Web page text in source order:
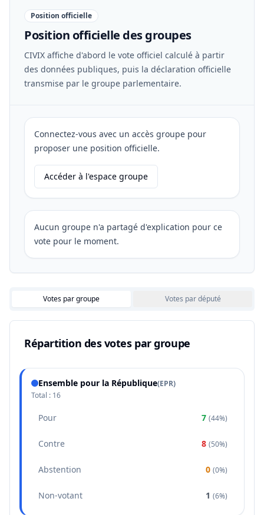
Position officielle
Position officielle des groupes
CIVIX affiche d'abord le vote officiel calculé à partir
des données publiques, puis la déclaration officielle
transmise par le groupe parlementaire.
Connectez-vous avec un accès groupe pour
proposer une position officielle.
Accéder à l'espace groupe
Aucun groupe n'a partagé d'explication pour ce
vote pour le moment.
Votes par groupe Votes par député
Répartition des votes par groupe
Ensemble pour la République(EPR)
Total : 16
Pour 7 (44%)
Contre 8 (50%)
Abstention 0 (0%)
Non-votant 1 (6%)